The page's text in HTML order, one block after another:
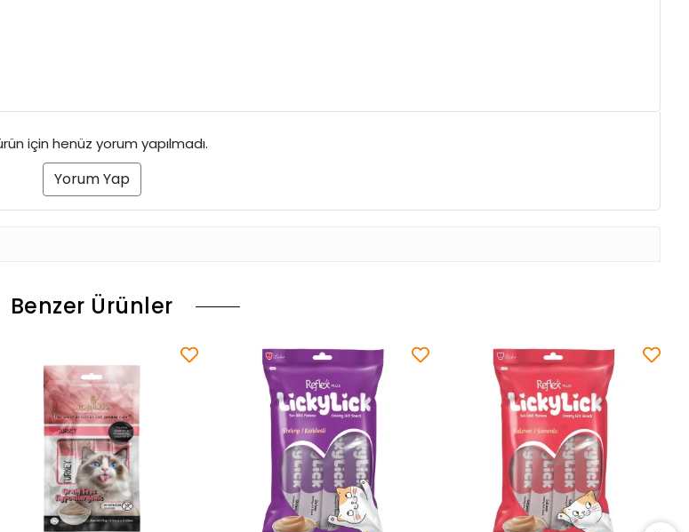
için henüz yorum yapılmadı.
Yorum Yap
Benzer Ürünler